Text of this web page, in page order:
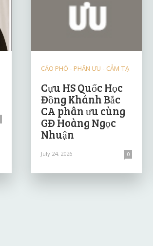
CÁO PHÓ - PHÂN ƯU - CẢM TẠ
Cựu HS Quốc Học
Đồng Khánh Bắc
CA phân ưu cùng
GĐ Hoàng Ngọc
Nhuận
July 24, 2026 0